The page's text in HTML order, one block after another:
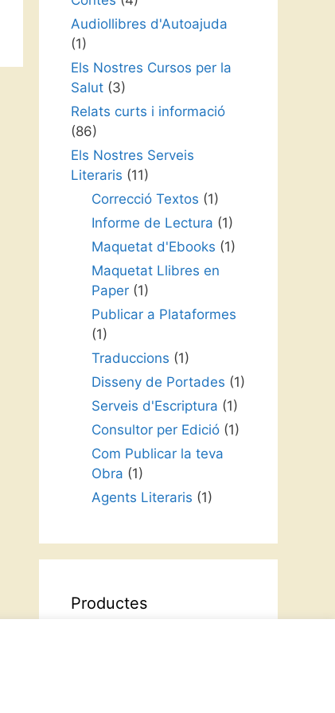
Audiollibres d'Autoajuda
(1)
Els Nostres Cursos per la
Salut (3)
Relats curts i informació
(86)
Els Nostres Serveis
Literaris (11)
Correcció Textos (1)
Informe de Lectura (1)
Maquetat d'Ebooks (1)
Maquetat Llibres en
Paper(1)
Publicar a Plataformes
(1)
Traduccions (1)
Disseny de Portades (1)
Serveis d'Escriptura (1)
Consultor per Edició(1)
Com Publicar la teva
Obra (1)
Agents Literaris (1)
Productes